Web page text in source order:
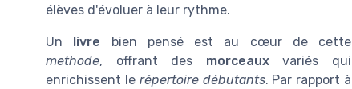
élèves d'évoluer à leur rythme.
Un livre bien pensé est au cœur de cette
methode, offrant des morceauxvariés qui
enrichissent le répertoire débutants. Par rapport à